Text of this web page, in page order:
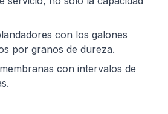
con los galones
por granos de dureza.
con intervalos de